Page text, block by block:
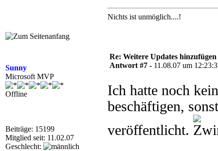
Nichts ist unmöglich....!
Sunny
Microsoft MVP
Offline
Beiträge: 15199
Mitglied seit: 11.02.07
Geschlecht:
Re: Weitere Updates hinzufügen
Antwort #7 - 11.08.07 um
Ich hatte noch
beschäftigen,
veröffentlicht.